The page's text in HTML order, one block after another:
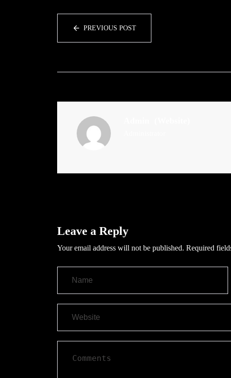
PREVIOUS POST
Leave a Reply
Your email address will not be published. Required